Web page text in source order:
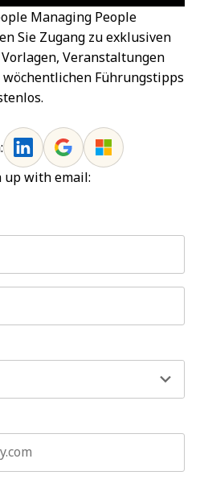
Managing People
Sie Zugang zu exklusiven
Veranstaltungen
Führungstipps
up with email: